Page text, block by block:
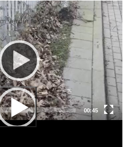
verder te lezen
Total
duration
00:45